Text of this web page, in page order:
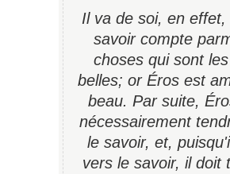
Il va de soi, en effet,
savoir compte
choses qui sont
belles; or Éros est
beau. Par suite,
nécessairement
le savoir, et,
vers le savoir, il doit